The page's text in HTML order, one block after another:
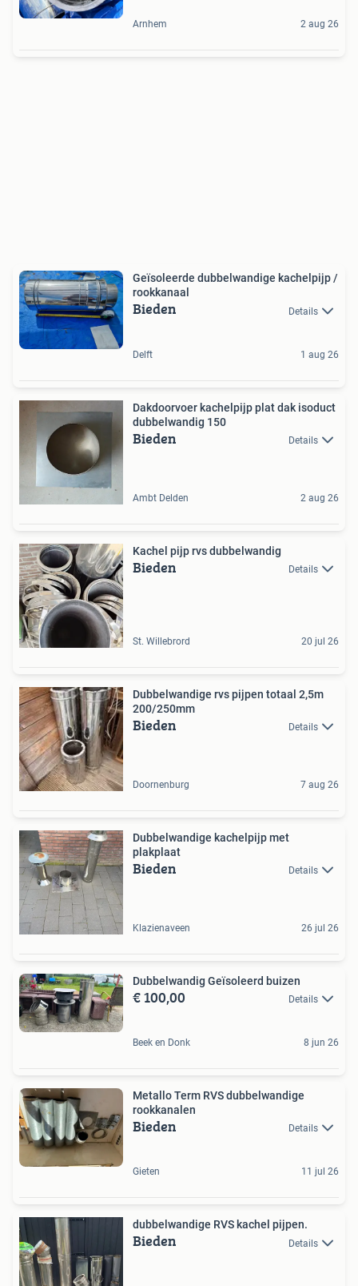
Arnhem 2 aug 26
Geïsoleerde dubbelwandige kachelpijp /
rookkanaal
Bieden Details
Delft 1 aug 26
Dakdoorvoer kachelpijp plat dak isoduct
dubbelwandig 150
Bieden Details
Ambt Delden 2 aug 26
Kachel pijp rvs dubbelwandig
Bieden Details
St. Willebrord 20 jul 26
Dubbelwandige rvs pijpen totaal 2,5m
200/250mm
Bieden Details
Doornenburg 7 aug 26
Dubbelwandige kachelpijp met
plakplaat
Bieden Details
Klazienaveen 26 jul 26
Dubbelwandig Geïsoleerd buizen
€ 100,00 Details
Beek en Donk 8 jun 26
Metallo Term RVS dubbelwandige
rookkanalen
Bieden Details
Gieten 11 jul 26
dubbelwandige RVS kachel pijpen.
Bieden Details